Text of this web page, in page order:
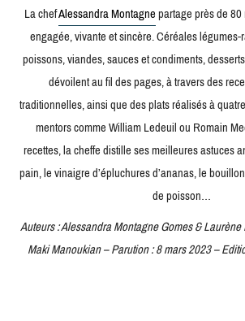
La chefAlessandra Montagnepartage près de
engagée, vivante et sincère. Céréales
poissons, viandes, sauces et condiments,
dévoilent au fil des pages, à travers des
traditionnelles, ainsi que des plats réalisés à
mentors comme William Ledeuil ou Romain
recettes, la cheffe distille ses meilleures astuces
pain, le vinaigre d’épluchures d’ananas, le
de poisson…
Auteurs : Alessandra Montagne Gomes &
Maki Manoukian – Parution : 8 mars 2023 –